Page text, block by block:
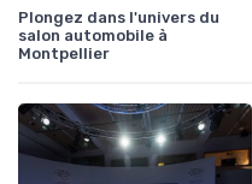
Plongez dans l'univers du
salon automobile à
Montpellier